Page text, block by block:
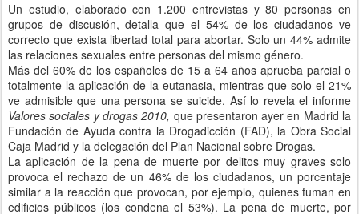
Un estudio, elaborado con 1.200 entrevistas y 80 personas en
grupos de discusión, detalla que el 54% de los ciudadanos ve
correcto que exista libertad total para abortar. Solo un 44% admite
las relaciones sexuales entre personas del mismo género.
Más del 60% de los españoles de 15 a 64 años aprueba parcial o
totalmente la aplicación de la eutanasia, mientras que solo el 21%
ve admisible que una persona se suicide. Así lo revela el informe
Valores sociales y drogas 2010, que presentaron ayer en Madrid la
Fundación de Ayuda contra la Drogadicción (FAD), la Obra Social
Caja Madrid y la delegación del Plan Nacional sobre Drogas.
La aplicación de la pena de muerte por delitos muy graves solo
provoca el rechazo de un 46% de los ciudadanos, un porcentaje
similar a la reacción que provocan, por ejemplo, quienes fuman en
edificios públicos (los condena el 53%). La pena de muerte, por